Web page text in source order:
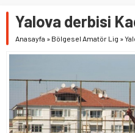
Yalova derbisi
Anasayfa » Bölgesel Amatör Lig »